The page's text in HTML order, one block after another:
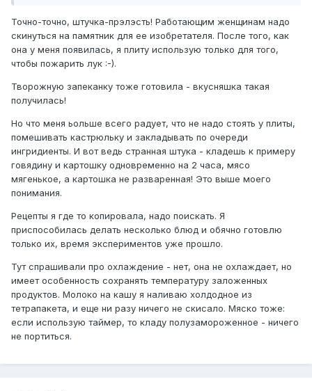
Точно-точно, штучка-прэлэсть! Работающим женщинам надо
скинуться на памятник для ее изобретателя. После того, как
она у меня появилась, я плиту использую только для того,
чтобы пожарить лук :-).
Творожную запеканку тоже готовила - вкусняшка такая
получилась!
Но что меня ьольше всего радует, что не надо стоять у плиты,
помешивать кастрюльку и закладывать по очереди
ингридиенты. И вот ведь странная штука - кладешь к примеру
говядину и картошку одновременно на 2 часа, мясо
мягенькое, а картошка не разваренная! Это выше моего
понимания.
Рецепты я где то копировала, надо поискать. Я
приспособилась делать несколько блюд и обячно готовлю
только их, время экспериментов уже прошло.
Тут спрашивали про охлаждение - нет, она не охлаждает, но
имеет особенность сохранять температуру заложенных
продуктов. Молоко на кашу я наливаю холдодное из
тетрапакета, и еще ни разу ничего не скисало. Мяско тоже:
если использую таймер, то кладу полузамороженное - ничего
не портиться.